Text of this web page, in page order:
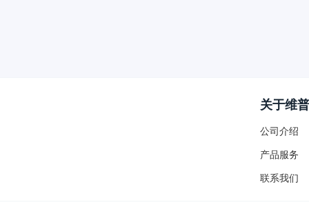
关于维普
公司介绍
产品服务
联系我们